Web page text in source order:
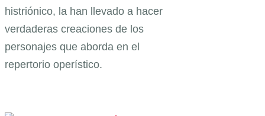
histriónico, la han llevado a hacer
verdaderas creaciones de los
personajes que aborda en el
repertorio operístico.